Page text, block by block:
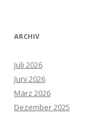
ARCHIV
Juli 2026
Juni 2026
März 2026
Dezember 2025